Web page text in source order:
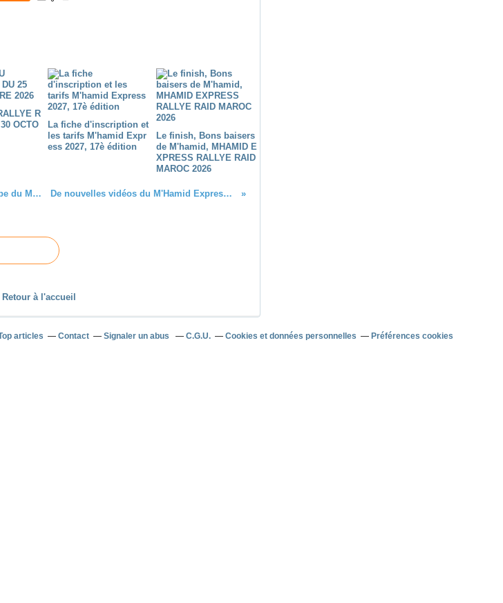
R
OCTO
La fiche d'inscription et
les tarifs M'hamid Expr
ess 2027, 17è édition
Le finish, Bons baisers
de M'hamid, MHAMID E
XPRESS RALLYE RAID
MAROC 2026
Bons baisers de M'Hamid, ultime étape du M'Hamid Express notre rallye raid 4x4, SSV, buggy, moto et quad au Maroc De nouvelles vidéos du M'Hamid Express 2012 notre rallye raid SSV 4x4 camion buggye quad moto au Maroc
Retour à l'accueil
articles Contact Signaler un abus C.G.U. Cookies et données personnelles Préférences cookies